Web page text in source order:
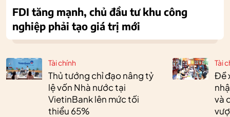
Tài chính
Thủ tướng chỉ đạo nâng tỷ
lệ vốn Nhà nước tại
VietinBank lên mức tối
thiểu 65%
Tài
Đề
và
FDI tăng mạnh, chủ đầu tư khu công
nghiệp phải tạo giá trị mới